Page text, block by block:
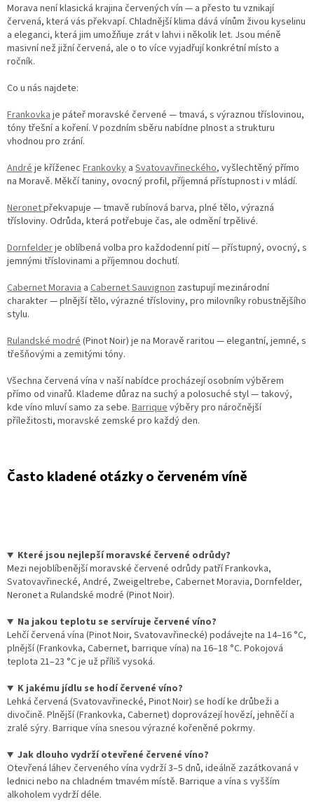
d
a
c
í
y
v
i
s
Morava není klasická krajina červených vín — a přesto tu vznikají
červená, která vás překvapí. Chladnější klima dává vínům živou kyselinu
a eleganci, která jim umožňuje zrát v lahvi i několik let. Jsou méně
masivní než jižní červená, ale o to více vyjadřují konkrétní místo a
ročník.
Co u nás najdete:
Frankovka je páteř moravské červené — tmavá, s výraznou tříslovinou,
tóny třešní a koření. V pozdním sběru nabídne plnost a strukturu
vhodnou pro zrání.
André je kříženec Frankovky a Svatovavřineckého, vyšlechtěný přímo
na Moravě. Měkčí taniny, ovocný profil, příjemná přístupnost i v mládí.
Neronetpřekvapuje — tmavě rubínová barva, plné tělo, výrazná
třísloviny. Odrůda, která potřebuje čas, ale odmění trpělivé.
Dornfelderje oblíbená volba pro každodenní pití — přístupný, ovocný, s
jemnými tříslovinami a příjemnou dochutí.
Cabernet Moravia a Cabernet Sauvignon zastupují mezinárodní
charakter — plnější tělo, výrazné třísloviny, pro milovníky robustnějšího
stylu.
Rulandské modré (Pinot Noir) je na Moravě raritou — elegantní, jemné, s
třešňovými a zemitými tóny.
Všechna červená vína v naší nabídce procházejí osobním výběrem
přímo od vinařů. Klademe důraz na suchý a polosuché styl — takový,
kde víno mluví samo za sebe. Barrique výběry pro náročnější
příležitosti, moravské zemské pro každý den.
Často kladené otázky o červeném víně
Které jsou nejlepší moravské červené odrůdy?
Mezi nejoblíbenější moravské červené odrůdy patří Frankovka,
Svatovavřinecké, André, Zweigeltrebe, Cabernet Moravia, Dornfelder,
Neronet a Rulandské modré (Pinot Noir).
Na jakou teplotu se servíruje červené víno?
Lehčí červená vína (Pinot Noir, Svatovavřinecké) podávejte na 14–16 °C,
plnější (Frankovka, Cabernet, barrique vína) na 16–18 °C. Pokojová
teplota 21–23 °C je už příliš vysoká.
K jakému jídlu se hodí červené víno?
Lehká červená (Svatovavřinecké, Pinot Noir) se hodí ke drůbeži a
divočině. Plnější (Frankovka, Cabernet) doprovázejí hovězí, jehněčí a
zralé sýry. Barrique vína snesou výrazné kořeněné pokrmy.
Jak dlouho vydrží otevřené červené víno?
Otevřená láhev červeného vína vydrží 3–5 dnů, ideálně zazátkovaná v
lednici nebo na chladném tmavém místě. Barrique a vína s vyšším
alkoholem vydrží déle.